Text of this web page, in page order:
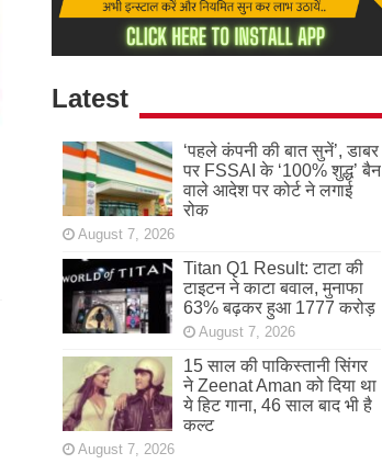
Latest
‘पहले कंपनी की बात सुनें’, डाबर
पर FSSAI के ‘100% शुद्ध’ बैन
वाले आदेश पर कोर्ट ने लगाई
रोक
August 7, 2026
Titan Q1 Result: टाटा की
टाइटन ने काटा बवाल, मुनाफा
63% बढ़कर हुआ 1777 करोड़
August 7, 2026
15 साल की पाकिस्तानी सिंगर
ने Zeenat Aman को दिया था
ये हिट गाना, 46 साल बाद भी है
कल्ट
August 7, 2026